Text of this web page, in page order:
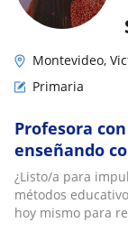
Montevideo,
Primaria
Profesora
enseñando
¿Listo/a para
métodos
hoy mismo para